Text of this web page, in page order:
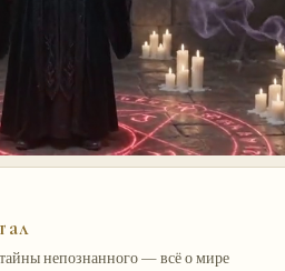
непознанного — всё о мире